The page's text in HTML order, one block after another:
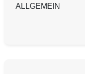
ALLGEMEIN